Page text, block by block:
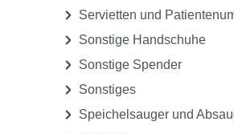
Servietten und
Sonstige Handschuhe
Sonstige Spender
Sonstiges
Speichelsauger und